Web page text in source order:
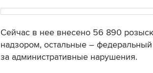
Сейчас в нее внесено 56 890
надзором, остальные –
за административные нарушения.